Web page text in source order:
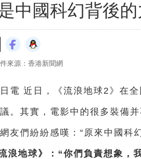
中國科幻背後的
來源：香港新聞網
電 近日，《流浪地球2》在全
。 其實，電影中的很多裝備并
網友們紛紛感嘆： “原來中國科
浪地球》： “你們負責想象，